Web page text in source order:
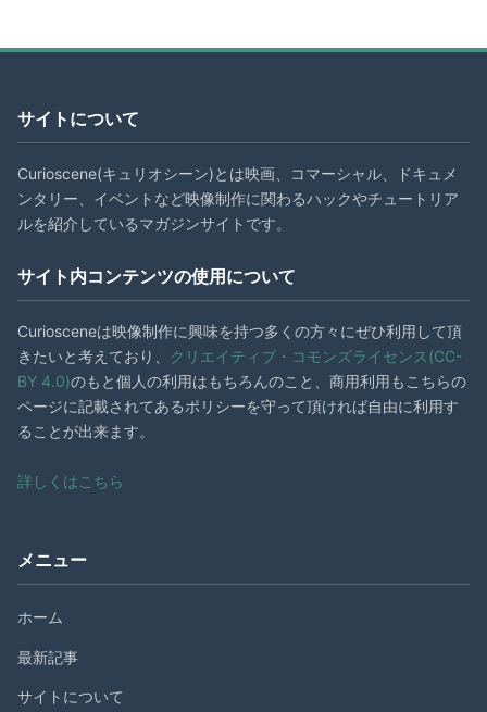
サイトについて
Curioscene(キュリオシーン)とは映画、コマーシャル、ドキュメ
ンタリー、イベントなど映像制作に関わるハックやチュートリア
ルを紹介しているマガジンサイトです。
サイト内コンテンツの使用について
Curiosceneは映像制作に興味を持つ多くの方々にぜひ利用して頂
きたいと考えており、
クリエイティブ・コモンズライセンス(CC-
BY 4.0)のもと個人の利用はもちろんのこと、商用利用もこちらの
ページに記載されてあるポリシーを守って頂ければ自由に利用す
ることが出来ます。
詳しくはこちら
メニュー
ホーム
最新記事
サイトについて